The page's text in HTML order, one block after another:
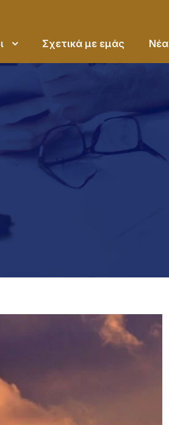
Σχετικά με εμάς Νέα